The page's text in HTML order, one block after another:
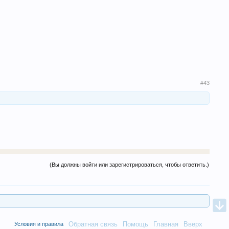
#43
(Вы должны войти или зарегистрироваться, чтобы ответить.)
Обратная связь Помощь Главная Вверх
Условия и правила